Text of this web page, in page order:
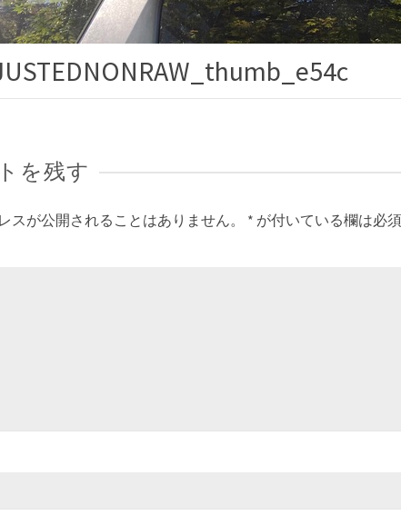
を残す
スが公開されることはありません。 * が付いている欄は必